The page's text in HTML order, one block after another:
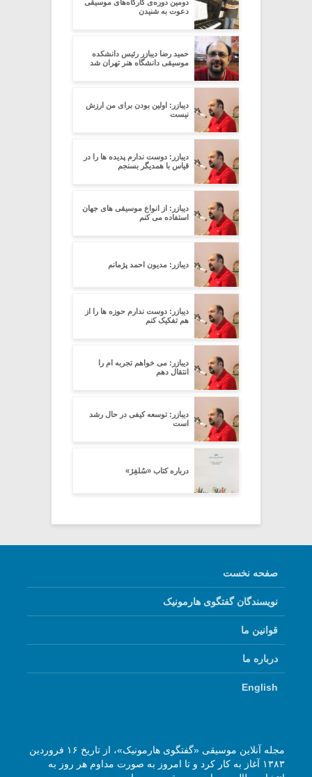
دومین دوره‌ی کارگاه‌های موسیقی
دعوت به شنیدن
حمید رضا دیبازر رئیس دانشکده
موسیقی دانشگاه هنر تهران شد
دیبازر: اولین بودن برای من ارزش
نیست
دیبازر: دوست ندارم پدیده ها را در
قیاس با همدیگر بسنجم
دیبازر: از انواع موسیقی های جهان
استفاده می کنم
دیبازر: مدیون احمد پژمانم
دیبازر: دوست ندارم حوزه ها را از
هم تفکیک کنم
دیبازر: می خواهم تجربه ام را
انتقال دهم
دیبازر: توسعه کیفی در حال رشد
است
درباره کتاب «سُلفِژ»
صفحه نخست
نویسندگان گفتگوی هارمونیک
قوانین ما
درباره ما
English
مجله آنلاین موسیقی «گفتگوی هارمونیک»، از تاریخ ۱۶ فروردین
۱۳۸۳ آغاز به کار کرد و تا امروز به صورت مداوم هر روز به